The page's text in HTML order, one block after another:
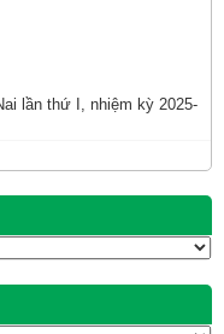
lần thứ I, nhiệm kỳ 2025-